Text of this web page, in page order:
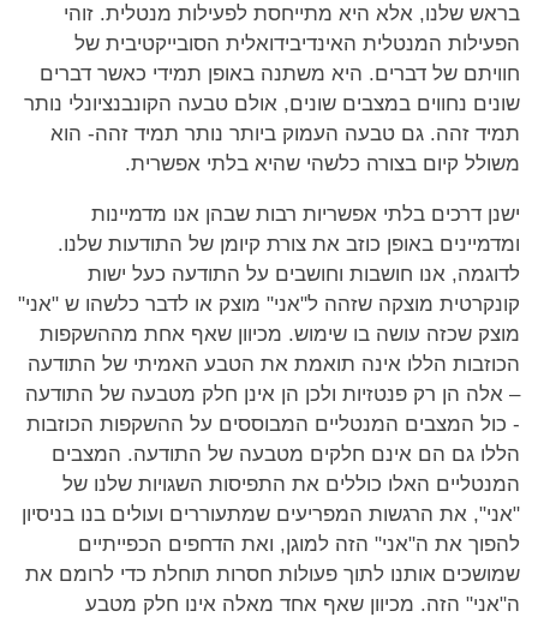
בראש שלנו, אלא היא מתייחסת לפעילות מנטלית. זוהי
הפעילות המנטלית האינדיבידואלית הסובייקטיבית של
חוויתם של דברים. היא משתנה באופן תמידי כאשר דברים
שונים נחווים במצבים שונים, אולם טבעה הקונבנציונלי נותר
תמיד זהה. גם טבעה העמוק ביותר נותר תמיד זהה- הוא
משולל קיום בצורה כלשהי שהיא בלתי אפשרית.
ישנן דרכים בלתי אפשריות רבות שבהן אנו מדמיינות
ומדמיינים באופן כוזב את צורת קיומן של התודעות שלנו.
לדוגמה, אנו חושבות וחושבים על התודעה כעל ישות
קונקרטית מוצקה שזהה ל"אני" מוצק או לדבר כלשהו ש "אני"
מוצק שכזה עושה בו שימוש. מכיוון שאף אחת מההשקפות
הכוזבות הללו אינה תואמת את הטבע האמיתי של התודעה
– אלה הן רק פנטזיות ולכן הן אינן חלק מטבעה של התודעה
- כול המצבים המנטליים המבוססים על ההשקפות הכוזבות
הללו גם הם אינם חלקים מטבעה של התודעה. המצבים
המנטליים האלו כוללים את התפיסות השגויות שלנו של
"אני", את הרגשות המפריעים שמתעוררים ועולים בנו בניסיון
להפוך את ה"אני" הזה למוגן, ואת הדחפים הכפייתיים
שמושכים אותנו לתוך פעולות חסרות תוחלת כדי לרומם את
ה"אני" הזה. מכיוון שאף אחד מאלה אינו חלק מטבע